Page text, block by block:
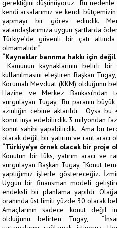
gerektiğini düşünüyoruz. Bu
kendi arsalarımız ve kendi
yapmayı bir görev edindik.
vatandaşlarımıza uygun şartlarda
Türkiye’de güvenli bir çatı
olmamalıdır.”
“Kaynaklar barınma hakkı için
Kamunun kaynaklarının belirli bir
kullanılmasını eleştiren Başkan
Korumalı Mevduat (KKM) olduğunu
Hazine ve Merkez
vurgulayan Tugay, “Bu paranın
azınlığın cebine aktarıldı. Oysa
konut inşa edebilirdik. 3 milyondan
konut sahibi yapabilirdik. Ama bu
olarak değil, bir yatırım ve rant aracı
“Türkiye’ye örnek olacak bir proje
Konutun bir lüks, yatırım aracı ve
vurgulayan Başkan Tugay, “Konut
yaptığımız işlerle göstereceğiz.
Uygun bir finansman modeli
endeksli bir planlama yapıldı.
oranında üst limiti yüzde 30 olarak
Amaçlarının sadece konut değil
olduğunu belirten Tugay,